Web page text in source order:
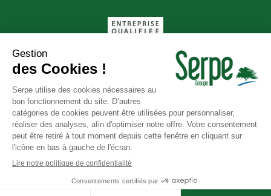
FAQ
Mentions légales|CGV|Politique de confidentialité